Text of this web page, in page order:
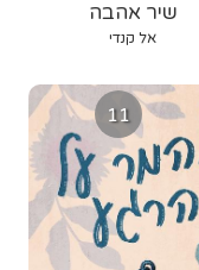
שיר אהבה
אל קנדי
11